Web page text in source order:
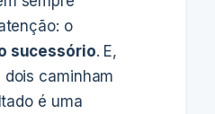
o
sucessório. E,
dois caminham
é uma